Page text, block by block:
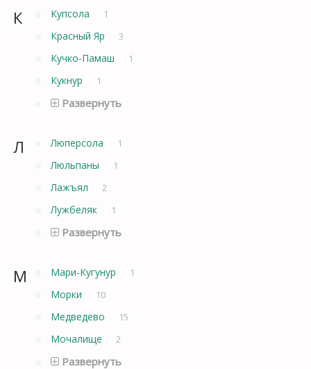
К Купсола 1
Красный Яр 3
Кучко-Памаш 1
Кукнур 1
Развернуть
Л Люперсола 1
Люльпаны 1
Лажъял 2
Лужбеляк 1
Развернуть
М Мари-Кугунур 1
Морки 10
Медведево 15
Мочалище 2
Развернуть